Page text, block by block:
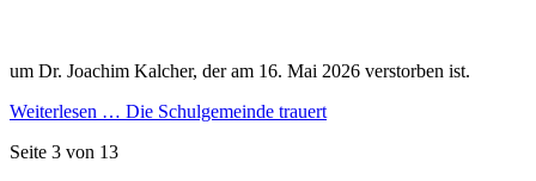
um Dr. Joachim Kalcher, der am 16. Mai 2026 verstorben ist.
Weiterlesen … Die Schulgemeinde trauert
Seite 3 von 13